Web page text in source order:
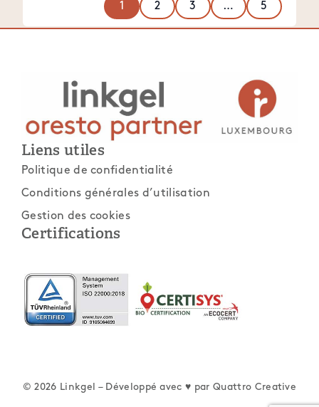
1 2 3 … 5
Liens utiles
Politique de confidentialité
Conditions générales d’utilisation
Gestion des cookies
Certifications
© 2026 Linkgel – Développé avec ♥ parQuattro Creative